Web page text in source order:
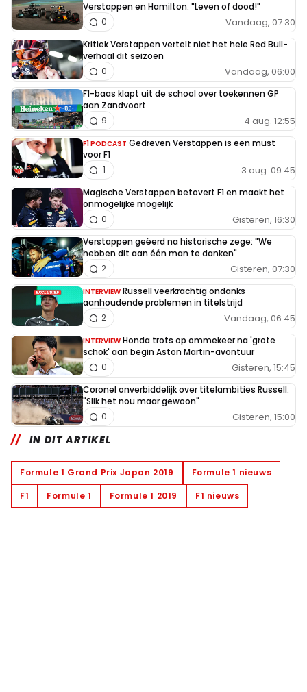
Verstappen en Hamilton: "Leven of dood!"
Vandaag, 07:30
0
Kritiek Verstappen vertelt niet het hele Red Bull-
verhaal dit seizoen
Vandaag, 06:00
0
F1-baas klapt uit de school over toekennen GP
aan Zandvoort
4 aug. 12:55
9
F1 PODCAST Gedreven Verstappen is een must
voor F1
3 aug. 09:45
1
Magische Verstappen betovert F1 en maakt het
onmogelijke mogelijk
Gisteren, 16:30
0
Verstappen geëerd na historische zege: "We
hebben dit aan één man te danken"
Gisteren, 07:30
2
INTERVIEW Russell veerkrachtig ondanks
aanhoudende problemen in titelstrijd
Vandaag, 06:45
2
INTERVIEW Honda trots op ommekeer na 'grote
schok' aan begin Aston Martin-avontuur
Gisteren, 15:45
0
Coronel onverbiddelijk over titelambities Russell:
"Slik het nou maar gewoon"
Gisteren, 15:00
0
IN DIT ARTIKEL
Formule 1 Grand Prix Japan 2019
Formule 1 nieuws
F1
Formule 1 Formule 1 2019 F1 nieuws